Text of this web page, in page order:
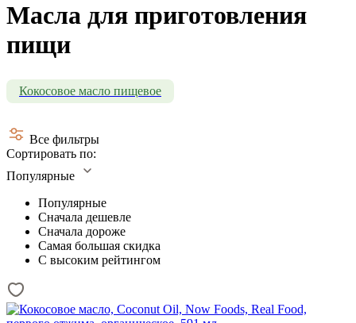
Масла для приготовления
пищи
Кокосовое масло пищевое
Все фильтры
Сортировать по:
Популярные
Популярные
Сначала дешевле
Сначала дороже
Самая большая скидка
С высоким рейтингом